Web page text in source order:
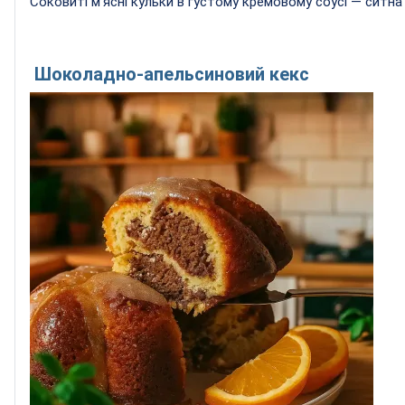
Шоколадно-апельсиновий кекс